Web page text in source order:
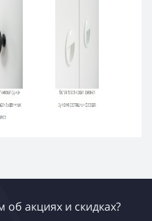
об акциях и скидках?